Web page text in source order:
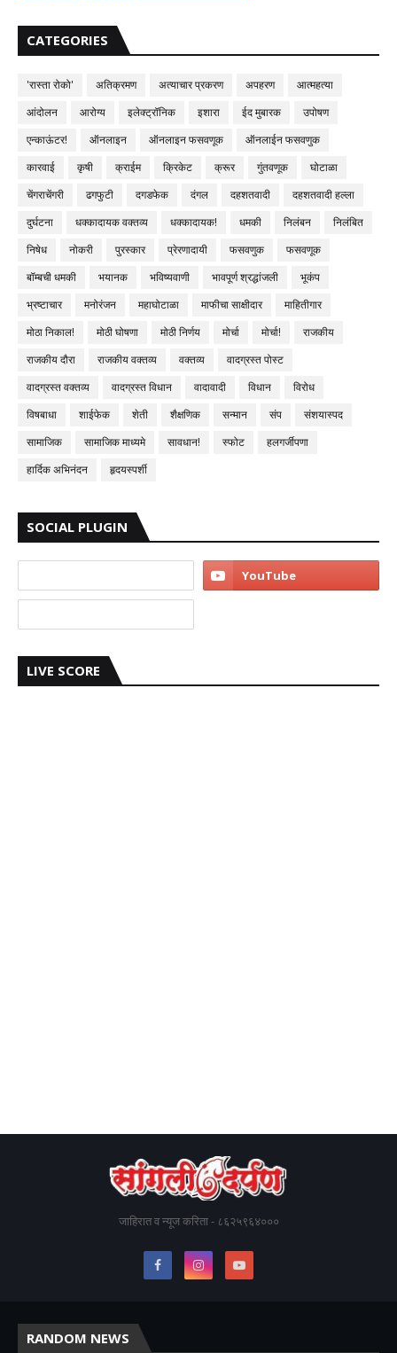
CATEGORIES
'रास्ता रोको' अतिक्रमण अत्याचार प्रकरण अपहरण
आत्महत्या
आंदोलन
आरोग्य इलेक्ट्रॉनिक इशारा ईद मुबारक
उपोषण
एन्काऊंटर!
ऑनलाइन ऑनलाइन फसवणूक
ऑनलाईन फसवणुक
कारवाई
कृषी क्राईम क्रिकेट क्रूर गुंतवणूक
घोटाळा
चेंगराचेंगरी
ढगफुटी दगडफेक दंगल दहशतवादी
दहशतवादी हल्ला
दुर्घटना
धक्कादायक वक्तव्य धक्कादायक! धमकी निलंबन
निलंबित
निषेध
नोकरी पुरस्कार प्रेरणादायी फसवणुक
फसवणूक
बॉम्बची धमकी
भयानक भविष्यवाणी भावपूर्ण श्रद्धांजली
भूकंप
भ्रष्टाचार
मनोरंजन महाघोटाळा माफीचा साक्षीदार
माहितीगार
मोठा निकाल!
मोठी घोषणा मोठी निर्णय मोर्चा मोर्चा!
राजकीय
राजकीय दौरा
राजकीय वक्तव्य वक्तव्य
वादग्रस्त पोस्ट
वादग्रस्त वक्तव्य
वादग्रस्त विधान वादावादी विधान
विरोध
विषबाधा
शाईफेक शेती शैक्षणिक सन्मान संप
संशयास्पद
सामाजिक
सामाजिक माध्यमे सावधान! स्फोट
हलगर्जीपणा
हार्दिक अभिनंदन
हृदयस्पर्शी
SOCIAL PLUGIN
LIVE SCORE
जाहिरात व न्यूज करिता - ८६२५९६४०००
RANDOM NEWS